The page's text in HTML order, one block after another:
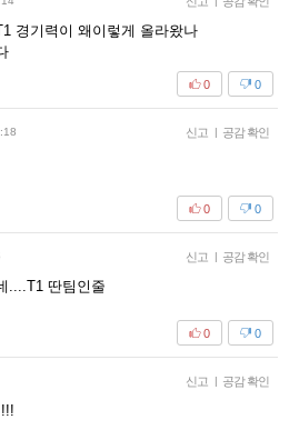
경기력이 왜이렇게 올라왔나
0
0
신고 공감 확인
0
0
신고 공감 확인
....T1 딴팀인줄
0
0
신고 공감 확인